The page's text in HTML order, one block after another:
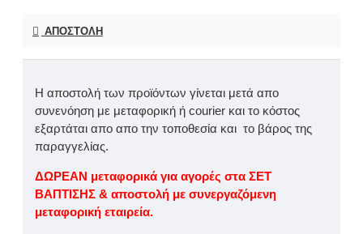
ΑΠΟΣΤΟΛΉ
Η αποστολή των προϊόντων γίνεται μετά απο
συνενόηση με μεταφορική ή courier και το κόστος
εξαρτάται απο απο την τοποθεσία και το βάρος της
παραγγελίας.
ΔΩΡΕΑΝ μεταφορικά για αγορές στα ΣΕΤ
ΒΑΠΤΙΣΗΣ & αποστολή με συνεργαζόμενη
μεταφορική εταιρεία.